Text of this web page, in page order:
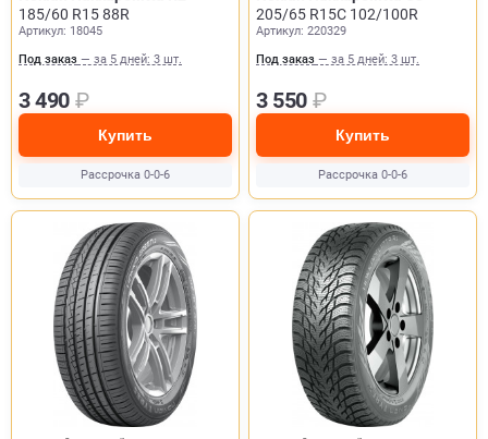
185/60 R15 88R
Артикул: 18045
Под заказ — за 5 дней: 3 шт.
3 490 ₽
Купить
Рассрочка 0-0-6
205/65 R15C 102/100R
Артикул: 220329
Под заказ — за 5 дней: 3 шт.
3 550 ₽
Купить
Рассрочка 0-0-6